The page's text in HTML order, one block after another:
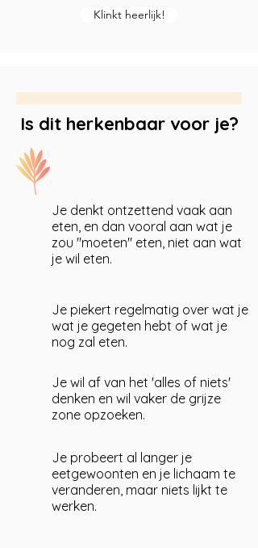
Klinkt heerlijk!
Is dit herkenbaar voor je?
Je denkt ontzettend vaak aan
eten, en dan vooral aan wat je
zou "moeten" eten, niet aan wat
je wil eten.
Je piekert regelmatig over wat je
wat je gegeten hebt of wat je
nog zal eten.
Je wil af van het 'alles of niets'
denken en wil vaker de grijze
zone opzoeken.
Je probeert al langer je
eetgewoonten en je lichaam te
veranderen, maar niets lijkt te
werken.